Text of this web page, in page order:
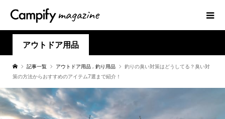
アウトドア用品
記事一覧 アウトドア用品 , 釣り用品
釣りの臭い対策はどうしてる？臭い対
策の方法からおすすめのアイテム7選まで紹介！